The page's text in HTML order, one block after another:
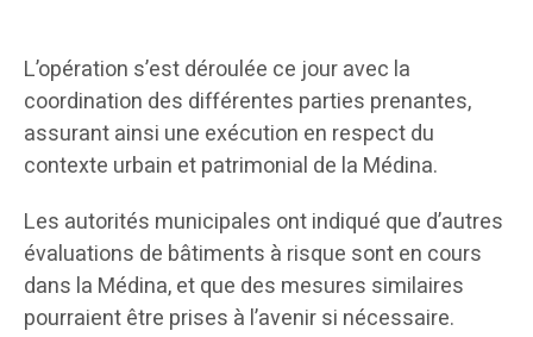
L’opération s’est déroulée ce jour avec la
coordination des différentes parties prenantes,
assurant ainsi une exécution en respect du
contexte urbain et patrimonial de la Médina.
Les autorités municipales ont indiqué que d’autres
évaluations de bâtiments à risque sont en cours
dans la Médina, et que des mesures similaires
pourraient être prises à l’avenir si nécessaire.